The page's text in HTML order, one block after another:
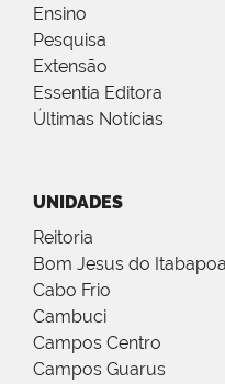
Ensino
Pesquisa
Extensão
Essentia Editora
Últimas Notícias
UNIDADES
Reitoria
Bom Jesus do
Cabo Frio
Cambuci
Campos Centro
Campos Guarus